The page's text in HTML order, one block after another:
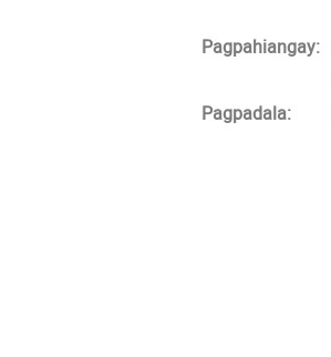
Pagpahiangay:
Pagpadala: